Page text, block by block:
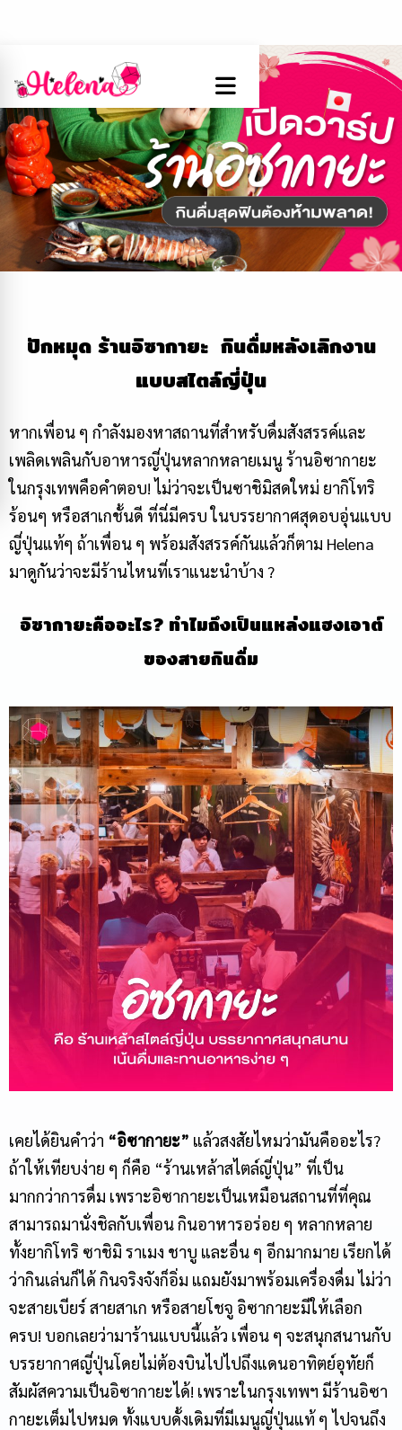
ปักหมุด ร้านอิซากายะ กินดื่มหลังเลิกงาน
แบบสไตล์ญี่ปุ่น
หากเพื่อน ๆ กำลังมองหาสถานที่สำหรับดื่มสังสรรค์และ
เพลิดเพลินกับอาหารญี่ปุ่นหลากหลายเมนู ร้านอิซากายะ
ในกรุงเทพคือคำตอบ! ไม่ว่าจะเป็นซาชิมิสดใหม่ ยากิโทริ
ร้อนๆ หรือสาเกชั้นดี ที่นี่มีครบ ในบรรยากาศสุดอบอุ่นแบบ
ญี่ปุ่นแท้ๆ ถ้าเพื่อน ๆ พร้อมสังสรรค์กันแล้วก็ตาม Helena
มาดูกันว่าจะมีร้านไหนที่เราแนะนำบ้าง ?
อิซากายะคืออะไร? ทำไมถึงเป็นแหล่งแฮงเอาต์
ของสายกินดื่ม
เคยได้ยินคำว่า “อิซากายะ” แล้วสงสัยไหมว่ามันคืออะไร?
ถ้าให้เทียบง่าย ๆ ก็คือ “ร้านเหล้าสไตล์ญี่ปุ่น” ที่เป็น
มากกว่าการดื่ม เพราะอิซากายะเป็นเหมือนสถานที่ที่คุณ
สามารถมานั่งชิลกับเพื่อน กินอาหารอร่อย ๆ หลากหลาย
ทั้งยากิโทริ ซาชิมิ ราเมง ชาบู และอื่น ๆ อีกมากมาย เรียกได้
ว่ากินเล่นก็ได้ กินจริงจังก็อิ่ม แถมยังมาพร้อมเครื่องดื่ม ไม่ว่า
จะสายเบียร์ สายสาเก หรือสายโชจู อิซากายะมีให้เลือก
ครบ! บอกเลยว่ามาร้านแบบนี้แล้ว เพื่อน ๆ จะสนุกสนานกับ
บรรยากาศญี่ปุ่นโดยไม่ต้องบินไปไปถึงแดนอาทิตย์อุทัยก็
สัมผัสความเป็นอิซากายะได้! เพราะในกรุงเทพฯ มีร้านอิซา
กายะเต็มไปหมด ทั้งแบบดั้งเดิมที่มีเมนูญี่ปุ่นแท้ ๆ ไปจนถึง